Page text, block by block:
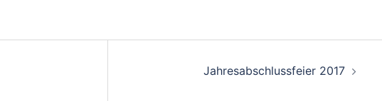
Jahresabschlussfeier 2017